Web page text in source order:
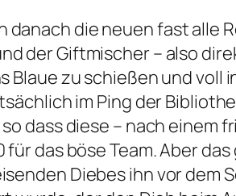
danach die neuen fast alle
der Giftmischer – also
Blaue zu schießen und
im Ping der
dass diese – nach einem
das böse Team. Aber
Diebes ihn vor